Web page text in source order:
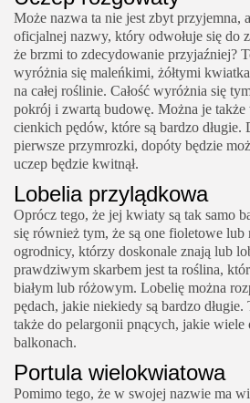
Może nazwa ta nie jest zbyt przyjemna,
oficjalnej nazwy, który odwołuje się do
że brzmi to zdecydowanie przyjaźniej?
wyróżnia się maleńkimi, żółtymi
na całej roślinie. Całość wyróżnia się
pokrój i zwartą budowę. Można je
cienkich pędów, które są bardzo długie.
pierwsze przymrozki, dopóty będzie
uczep będzie kwitnął.
Lobelia przylądkowa
Oprócz tego, że jej kwiaty są tak samo
się również tym, że są one fioletowe
ogrodnicy, którzy doskonale znają lub
prawdziwym skarbem jest ta roślina,
białym lub różowym. Lobelię można
pędach, jakie niekiedy są bardzo długie.
także do pelargonii pnących, jakie wiele
balkonach.
Portula wielokwiatowa
Pomimo tego, że w swojej nazwie ma